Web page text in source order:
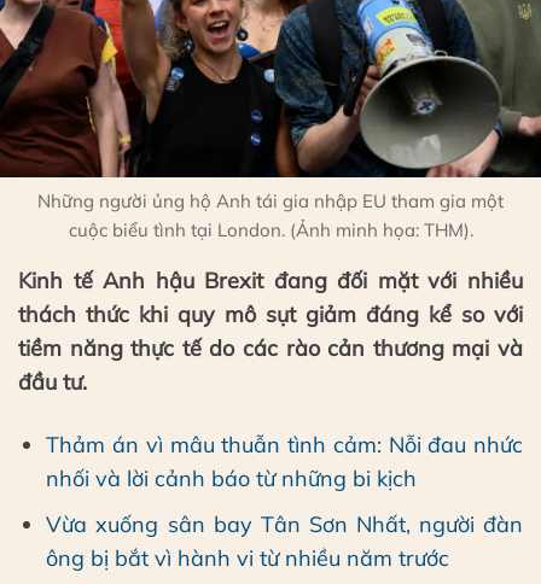
Những người ủng hộ Anh tái gia nhập EU tham gia một
cuộc biểu tình tại London. (Ảnh minh họa: THM).
Kinh tế Anh hậu Brexit đang đối mặt với nhiều
thách thức khi quy mô sụt giảm đáng kể so với
tiềm năng thực tế do các rào cản thương mại và
đầu tư.
Thảm án vì mâu thuẫn tình cảm: Nỗi đau nhức
nhối và lời cảnh báo từ những bi kịch
Vừa xuống sân bay Tân Sơn Nhất, người đàn
ông bị bắt vì hành vi từ nhiều năm trước